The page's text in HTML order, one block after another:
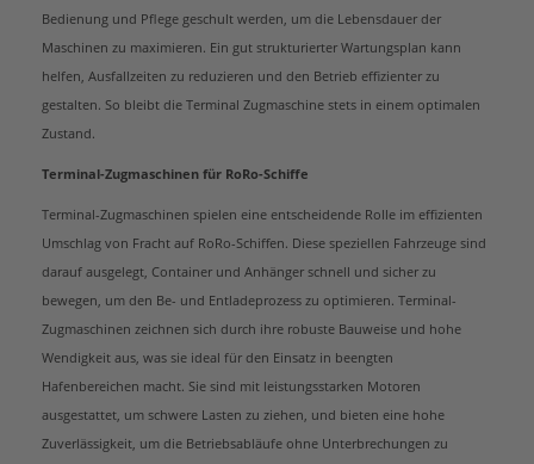
Bedienung und Pflege geschult werden, um die Lebensdauer der
Maschinen zu maximieren. Ein gut strukturierter Wartungsplan kann
helfen, Ausfallzeiten zu reduzieren und den Betrieb effizienter zu
gestalten. So bleibt die Terminal Zugmaschine stets in einem optimalen
Zustand.
Terminal-Zugmaschinen für RoRo-Schiffe
Terminal-Zugmaschinen spielen eine entscheidende Rolle im effizienten
Umschlag von Fracht auf RoRo-Schiffen. Diese speziellen Fahrzeuge sind
darauf ausgelegt, Container und Anhänger schnell und sicher zu
bewegen, um den Be- und Entladeprozess zu optimieren. Terminal-
Zugmaschinen zeichnen sich durch ihre robuste Bauweise und hohe
Wendigkeit aus, was sie ideal für den Einsatz in beengten
Hafenbereichen macht. Sie sind mit leistungsstarken Motoren
ausgestattet, um schwere Lasten zu ziehen, und bieten eine hohe
Zuverlässigkeit, um die Betriebsabläufe ohne Unterbrechungen zu